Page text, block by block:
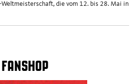
die vom 12. bis 28. Mai in
Fanshop